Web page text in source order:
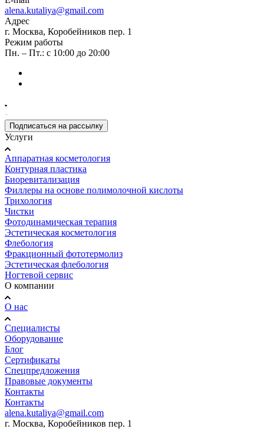
alena.kutaliya@gmail.com
Адрес
г. Москва, Коробейников пер. 1
Режим работы
Пн. – Пт.: с 10:00 до 20:00
Подписаться на рассылку
Услуги
Аппаратная косметология
Контурная пластика
Биоревитализация
Филлеры на основе полимолочной кислоты
Трихология
Чистки
Фотодинамическая терапия
Эстетическая косметология
Флебология
Фракционный фототермолиз
Эстетическая флебология
Ногтевой сервис
О компании
О нас
Специалисты
Оборудование
Блог
Сертификаты
Спецпредложения
Правовые документы
Контакты
Контакты
alena.kutaliya@gmail.com
г. Москва, Коробейников пер. 1